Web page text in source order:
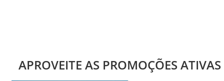
APROVEITE AS PROMOÇÕES ATIVAS